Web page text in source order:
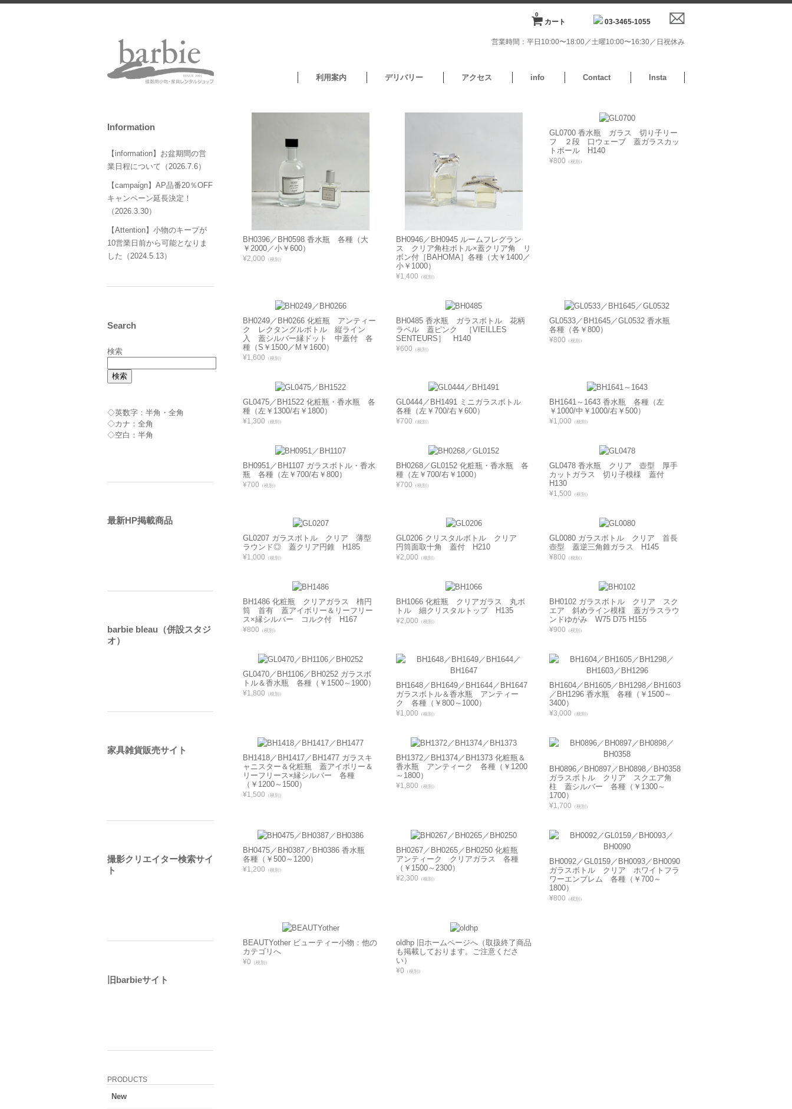
カート
0
03-3465-1055
営業時間：平日10:00〜18:00／土曜10:00〜16:30／日祝休み
利用案内 デリバリー アクセス info Contact Insta
BH0396／BH0598 香水瓶 各種（大
￥2000／小￥600）
¥2,000 （税別）
BH0946／BH0945 ルームフレグラン
ス クリア角柱ボトル×蓋クリア角 リ
ボン付［BAHOMA］各種（大￥1400／
小￥1000）
¥1,400 （税別）
GL0700 香水瓶 ガラス 切り子リー
フ ２段 口ウェーブ 蓋ガラスカッ
トボール H140
¥800 （税別）
BH0249／BH0266 化粧瓶 アンティー
ク レクタングルボトル 縦ライン
入 蓋シルバー縁ドット 中蓋付 各
種（S￥1500／M￥1600）
¥1,600 （税別）
BH0485 香水瓶 ガラスボトル 花柄
ラベル 蓋ピンク ［VIEILLES
SENTEURS］ H140
¥600 （税別）
GL0533／BH1645／GL0532 香水瓶
各種（各￥800）
¥800 （税別）
GL0475／BH1522 化粧瓶・香水瓶 各
種（左￥1300/右￥1800）
¥1,300 （税別）
GL0444／BH1491 ミニガラスボトル
各種（左￥700/右￥600）
¥700 （税別）
BH1641～1643 香水瓶 各種（左
￥1000/中￥1000/右￥500）
¥1,000 （税別）
BH0951／BH1107 ガラスボトル・香水
瓶 各種（左￥700/右￥800）
¥700 （税別）
BH0268／GL0152 化粧瓶・香水瓶 各
種（左￥700/右￥1000）
¥700 （税別）
GL0478 香水瓶 クリア 壺型 厚手
カットガラス 切り子模様 蓋付
H130
¥1,500 （税別）
GL0207 ガラスボトル クリア 薄型
ラウンド◎ 蓋クリア円錐 H185
¥1,000 （税別）
GL0206 クリスタルボトル クリア
円筒面取十角 蓋付 H210
¥2,000 （税別）
GL0080 ガラスボトル クリア 首長
壺型 蓋逆三角錐ガラス H145
¥800 （税別）
BH1486 化粧瓶 クリアガラス 楕円
筒 首有 蓋アイボリー＆リーフリー
ス×縁シルバー コルク付 H167
¥800 （税別）
BH1066 化粧瓶 クリアガラス 丸ボ
トル 細クリスタルトップ H135
¥2,000 （税別）
BH0102 ガラスボトル クリア スク
エア 斜めライン模様 蓋ガラスラウ
ンドゆがみ W75 D75 H155
¥900 （税別）
GL0470／BH1106／BH0252 ガラスボ
トル＆香水瓶 各種（￥1500～1900）
¥1,800 （税別）
BH1648／BH1649／BH1644／BH1647
ガラスボトル＆香水瓶 アンティー
ク 各種（￥800～1000）
¥1,000 （税別）
BH1604／BH1605／BH1298／BH1603
／BH1296 香水瓶 各種（￥1500～
3400）
¥3,000 （税別）
BH1418／BH1417／BH1477 ガラスキ
ャニスター＆化粧瓶 蓋アイボリー＆
リーフリース×縁シルバー 各種
（￥1200～1500）
¥1,500 （税別）
BH1372／BH1374／BH1373 化粧瓶＆
香水瓶 アンティーク 各種（￥1200
～1800）
¥1,800 （税別）
BH0896／BH0897／BH0898／BH0358
ガラスボトル クリア スクエア角
柱 蓋シルバー 各種（￥1300～
1700）
¥1,700 （税別）
BH0475／BH0387／BH0386 香水瓶
各種（￥500～1200）
¥1,200 （税別）
BH0267／BH0265／BH0250 化粧瓶
アンティーク クリアガラス 各種
（￥1500～2300）
¥2,300 （税別）
BH0092／GL0159／BH0093／BH0090
ガラスボトル クリア ホワイトフラ
ワーエンブレム 各種（￥700～
1800）
¥800 （税別）
BEAUTYother ビューティー小物：他の
カテゴリへ
¥0 （税別）
oldhp 旧ホームページへ（取扱終了商品
も掲載しております。ご注意くださ
い）
¥0 （税別）
Information
【information】お盆期間の営
業日程について（2026.7.6）
【campaign】AP品番20％OFF
キャンペーン延長決定！
（2026.3.30）
【Attention】小物のキープが
10営業日前から可能となりま
した（2024.5.13）
Search
検索
検索
◇英数字：半角・全角
◇カナ：全角
◇空白：半角
最新HP掲載商品
barbie bleau（併設スタジ
オ）
家具雑貨販売サイト
撮影クリエイター検索サイ
ト
旧barbieサイト
PRODUCTS
New